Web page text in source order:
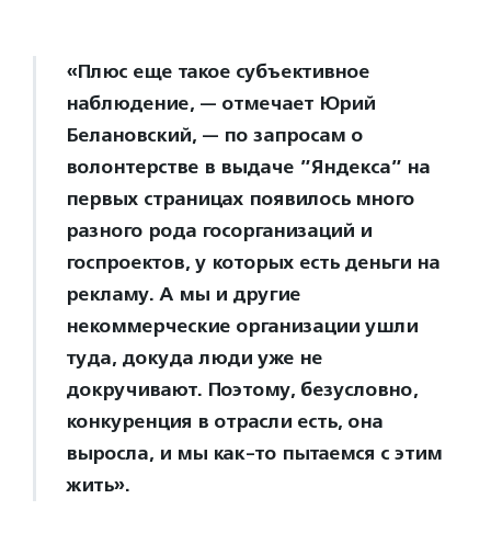
«Плюс еще такое субъективное
наблюдение, — отмечает Юрий
Белановский, — по запросам о
волонтерстве в выдаче ”Яндекса” на
первых страницах появилось много
разного рода госорганизаций и
госпроектов, у которых есть деньги на
рекламу. А мы и другие
некоммерческие организации ушли
туда, докуда люди уже не
докручивают. Поэтому, безусловно,
конкуренция в отрасли есть, она
выросла, и мы как-то пытаемся с этим
жить».